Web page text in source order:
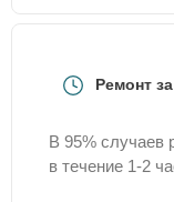
Ремонт
В 95% случаев
в течение 1-2